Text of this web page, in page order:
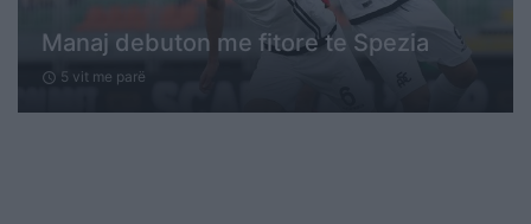
Manaj debuton me fitore te Spezia
schedule 5 vit me parë